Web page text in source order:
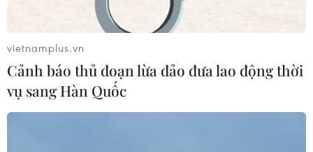
vietnamplus.vn
Cảnh báo thủ đoạn lừa đảo đưa lao động thời
vụ sang Hàn Quốc